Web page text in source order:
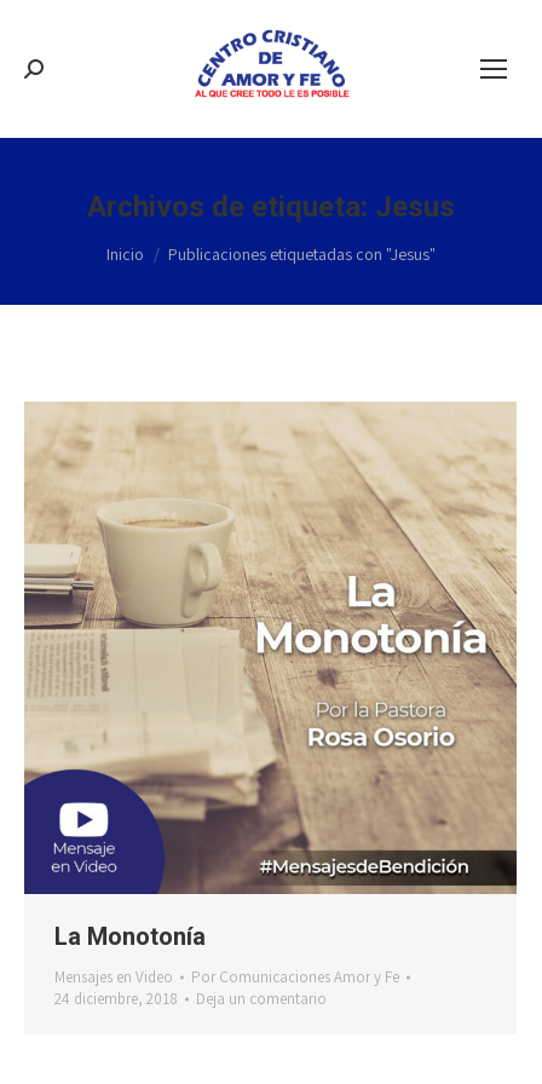
Buscar:
Archivos de etiqueta: Jesus
Estás aquí:
Inicio Publicaciones etiquetadas con "Jesus"
La Monotonía
Mensajes en Video Por Comunicaciones Amor y Fe
24 diciembre, 2018
Deja un comentario